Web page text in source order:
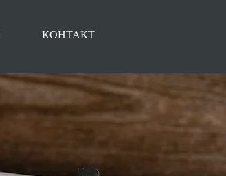
КОНТАКТ